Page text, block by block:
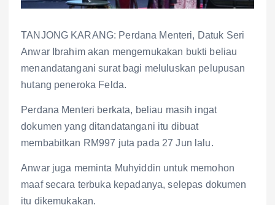
TANJONG KARANG: Perdana Menteri, Datuk Seri
Anwar Ibrahim akan mengemukakan bukti beliau
menandatangani surat bagi meluluskan pelupusan
hutang peneroka Felda.
Perdana Menteri berkata, beliau masih ingat
dokumen yang ditandatangani itu dibuat
membabitkan RM997 juta pada 27 Jun lalu.
Anwar juga meminta Muhyiddin untuk memohon
maaf secara terbuka kepadanya, selepas dokumen
itu dikemukakan.